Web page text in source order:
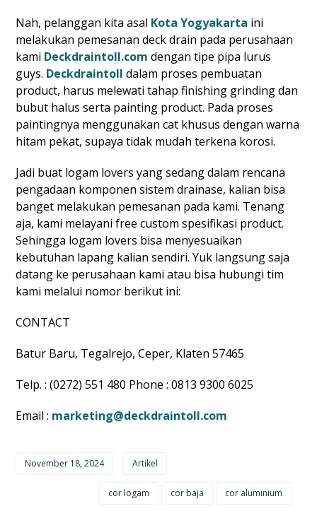
Nah, pelanggan kita asal Kota Yogyakarta ini
melakukan pemesanan deck drain pada perusahaan
kami Deckdraintoll.com dengan tipe pipa lurus
guys. Deckdraintoll dalam proses pembuatan
product, harus melewati tahap finishing grinding dan
bubut halus serta painting product. Pada proses
paintingnya menggunakan cat khusus dengan warna
hitam pekat, supaya tidak mudah terkena korosi.
Jadi buat logam lovers yang sedang dalam rencana
pengadaan komponen sistem drainase, kalian bisa
banget melakukan pemesanan pada kami. Tenang
aja, kami melayani free custom spesifikasi product.
Sehingga logam lovers bisa menyesuaikan
kebutuhan lapang kalian sendiri. Yuk langsung saja
datang ke perusahaan kami atau bisa hubungi tim
kami melalui nomor berikut ini:
CONTACT
Batur Baru, Tegalrejo, Ceper, Klaten 57465
Telp. : (0272) 551 480 Phone : 0813 9300 6025
Email : marketing@deckdraintoll.com
November 18, 2024 Artikel
cor aluminium
cor baja
cor logam